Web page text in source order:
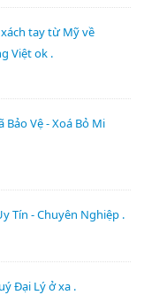
tay từ Mỹ về
Việt ok .
Vệ - Xoá Bỏ Mi
Tín - Chuyên Nghiệp .
Đại Lý ở xa .